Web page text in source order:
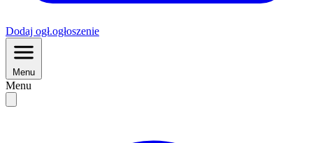
Dodaj ogł.ogłoszenie
Menu
Menu